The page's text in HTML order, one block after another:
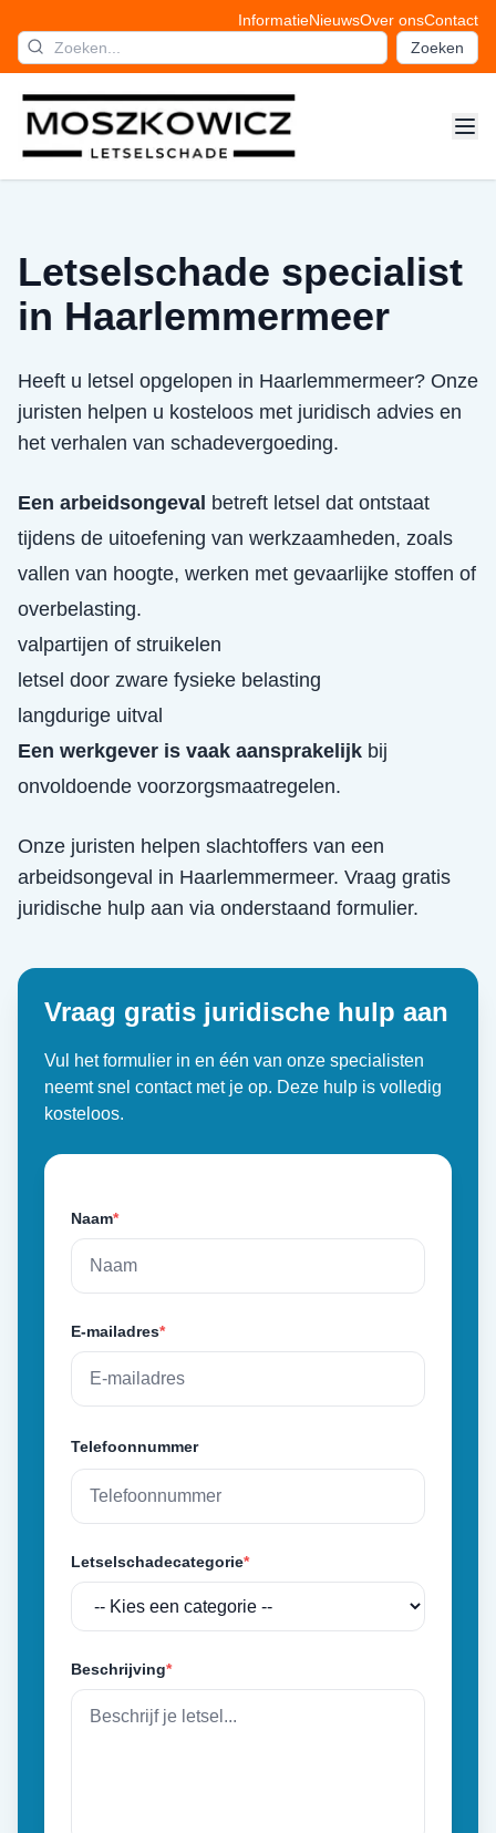
InformatieNieuwsOver onsContact
Zoeken
Letselschade specialist
in Haarlemmermeer
Heeft u letsel opgelopen in Haarlemmermeer? Onze
juristen helpen u kosteloos met juridisch advies en
het verhalen van schadevergoeding.
Een arbeidsongeval betreft letsel dat ontstaat
tijdens de uitoefening van werkzaamheden, zoals
vallen van hoogte, werken met gevaarlijke stoffen of
overbelasting.
valpartijen of struikelen
letsel door zware fysieke belasting
langdurige uitval
Een werkgever is vaak aansprakelijk bij
onvoldoende voorzorgsmaatregelen.
Onze juristen helpen slachtoffers van een
arbeidsongeval in Haarlemmermeer. Vraag gratis
juridische hulp aan via onderstaand formulier.
Vraag gratis juridische hulp aan
Vul het formulier in en één van onze specialisten
neemt snel contact met je op. Deze hulp is volledig
kosteloos.
Naam*
E-mailadres*
Telefoonnummer
Letselschadecategorie*
Beschrijving*